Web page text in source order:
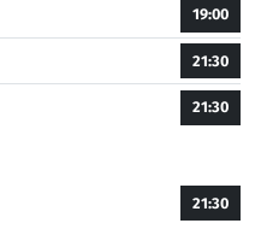
19:00
21:30
21:30
21:30